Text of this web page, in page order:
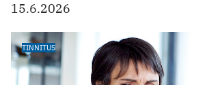
15.6.2026
TINNITUS